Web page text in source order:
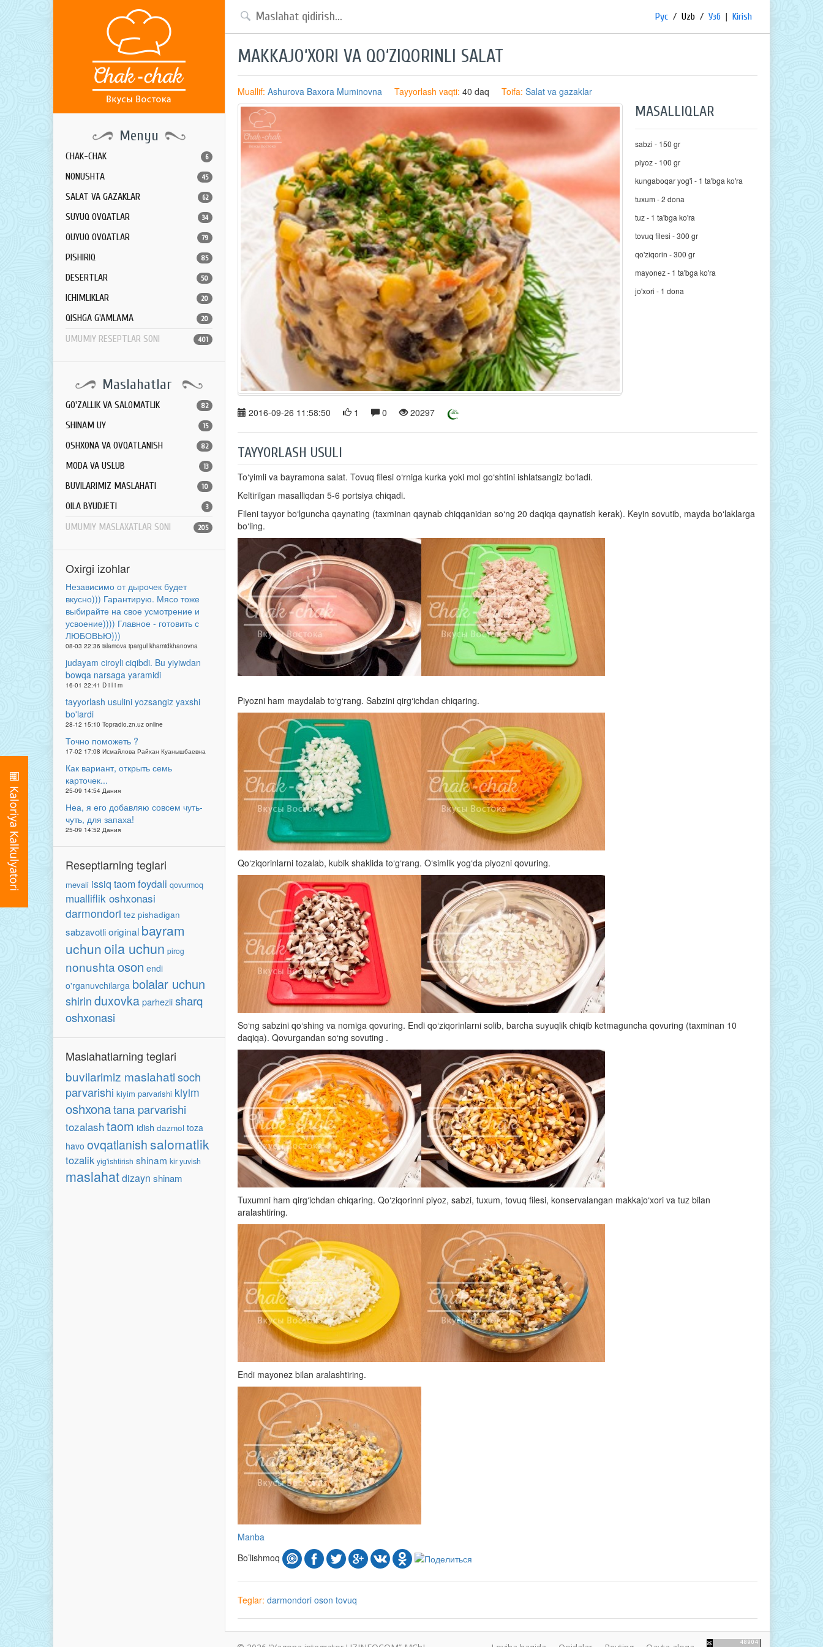
Menyu
CHAK-CHAK 6
NONUSHTA 45
SALAT VA GAZAKLAR 62
SUYUQ OVQATLAR 34
QUYUQ OVQATLAR 79
PISHIRIQ 85
DESERTLAR 50
ICHIMLIKLAR 20
QISHGA G'AMLAMA 20
UMUMIY RESEPTLAR SONI 401
Maslahatlar
GO'ZALLIK VA SALOMATLIK 82
SHINAM UY 15
OSHXONA VA OVQATLANISH 82
MODA VA USLUB 13
BUVILARIMIZ MASLAHATI 10
OILA BYUDJETI 3
UMUMIY MASLAXATLAR SONI 205
Oxirgi izohlar
Независимо от дырочек будет
вкусно))) Гарантирую. Мясо тоже
выбирайте на свое усмотрение и
усвоение)))) Главное - готовить с
ЛЮБОВЬЮ)))
08-03 22:36 islamova ipargul khamidkhanovna
judayam ciroyli ciqibdi. Bu yiyiwdan
bowqa narsaga yaramidi
16-01 22:41 D i l i m
tayyorlash usulini yozsangiz yaxshi
bo'lardi
28-12 15:10 Topradio.zn.uz online
Точно поможеть ?
17-02 17:08 Исмайлова Райхан Куанышбаевна
Как вариант, открыть семь
карточек...
25-09 14:54 Дания
Неа, я его добавляю совсем чуть-
чуть, для запаха!
25-09 14:52 Дания
Reseptlarning teglari
mevali issiq taomfoydali qovurmoq
mualliflik oshxonasi
darmondori tez pishadigan
sabzavotlioriginal bayram
uchunoila uchun pirog
nonushtaoson endi
o'rganuvchilarga bolalar uchun
shirinduxovkaparhezlisharq
oshxonasi
Maslahatlarning teglari
buvilarimiz maslahatisoch
parvarishi kiyim parvarishi kiyim
oshxonatana parvarishi
tozalashtaom idish dazmol toza
havo ovqatlanishsalomatlik
tozalik yig'ishtirish shinam kir yuvish
maslahatdizayn shinam
Рус / Uzb / Узб | Kirish
MAKKAJO‘XORI VA QO‘ZIQORINLI SALAT
Muallif: Ashurova Baxora Muminovna Tayyorlash vaqti: 40 daq Toifa: Salat va gazaklar
2016-09-26 11:58:50 1 0 20297
MASALLIQLAR
sabzi - 150 gr
piyoz - 100 gr
kungaboqar yog'i - 1 ta'bga ko'ra
tuxum - 2 dona
tuz - 1 ta'bga ko'ra
tovuq filesi - 300 gr
qo'ziqorin - 300 gr
mayonez - 1 ta'bga ko'ra
jo'xori - 1 dona
TAYYORLASH USULI
To‘yimli va bayramona salat. Tovuq filesi o‘rniga kurka yoki mol go‘shtini ishlatsangiz bo‘ladi.
Keltirilgan masalliqdan 5-6 portsiya chiqadi.
Fileni tayyor bo‘lguncha qaynating (taxminan qaynab chiqqanidan so‘ng 20 daqiqa qaynatish kerak). Keyin sovutib, mayda bo‘laklarga
bo‘ling.
Piyozni ham maydalab to‘g‘rang. Sabzini qirg‘ichdan chiqaring.
Qo‘ziqorinlarni tozalab, kubik shaklida to‘g‘rang. O‘simlik yog‘da piyozni qovuring.
So‘ng sabzini qo‘shing va nomiga qovuring. Endi qo‘ziqorinlarni solib, barcha suyuqlik chiqib ketmaguncha qovuring (taxminan 10
daqiqa). Qovurgandan so‘ng sovuting .
Tuxumni ham qirg‘ichdan chiqaring. Qo‘ziqorinni piyoz, sabzi, tuxum, tovuq filesi, konservalangan makkajo‘xori va tuz bilan
aralashtiring.
Endi mayonez bilan aralashtiring.
Manba
Bo’lishmoq
Teglar: darmondori oson tovuq